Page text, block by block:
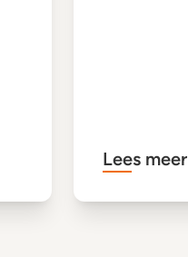
Lees meer